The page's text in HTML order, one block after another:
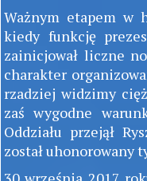
Ważnym etapem w
kiedy funkcję
zainicjował liczne
charakter
rzadziej widzimy
zaś wygodne
Oddziału przejął
został uhonorowany